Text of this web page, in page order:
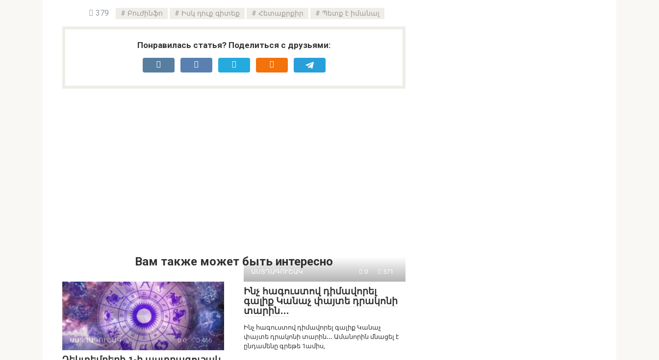
379 Բուժինֆո Իսկ դուք գիտեք Հետաքրքիր Պետք է իմանալ
Понравилась статья? Поделиться с друзьями:
Вам также может быть интересно
ԱՍՏՂԱԳՈՒՇԱԿ 0 466
ԱՍՏՂԱԳՈՒՇԱԿ 0 571
Ինչ հագուստով դիմավորել
գալիք Կանաչ փայտե դրակոնի
տարին․․․
Ինչ հագուստով դիմավորել գալիք Կանաչ
փայտե դրակոնի տարին․․․ Ամանորին մնացել է
ընդամենը գրեթե 1ամիս,